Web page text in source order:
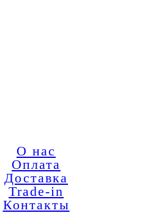
О нас
Оплата
Доставка
Trade-in
Контакты